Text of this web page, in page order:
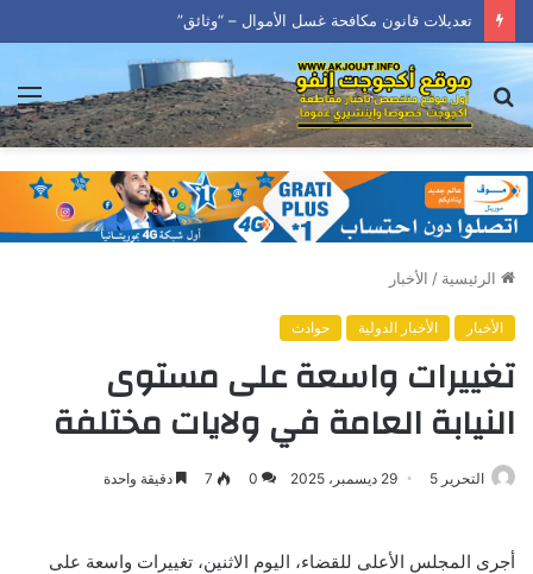
تعديلات قانون مكافحة غسل الأموال – “وثائق”
بحث
عن
الرئيسية / الأخبار
الأخبار الأخبار الدولية حوادث
تغييرات واسعة على مستوى
النيابة العامة في ولايات مختلفة
التحرير 5 29 ديسمبر، 2025 0
7 دقيقة واحدة
أجرى المجلس الأعلى للقضاء، اليوم الاثنين، تغييرات واسعة على